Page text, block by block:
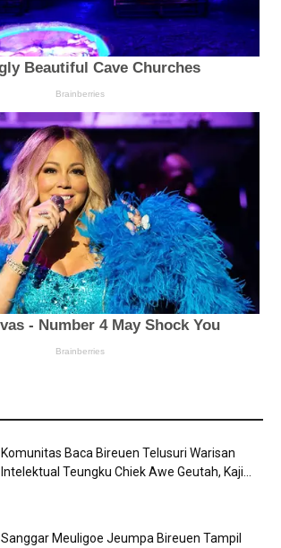
Komunitas Baca Bireuen Telusuri Warisan
Intelektual Teungku Chiek Awe Geutah, Kaji...
Sanggar Meuligoe Jeumpa Bireuen Tampil